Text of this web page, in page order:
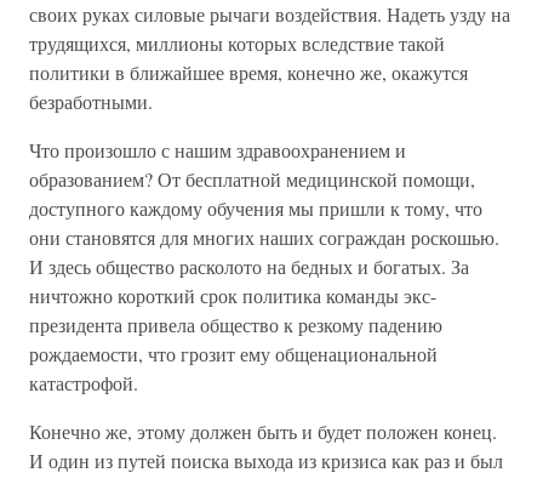
своих руках силовые рычаги воздействия. Надеть узду на
трудящихся, миллионы которых вследствие такой
политики в ближайшее время, конечно же, окажутся
безработными.
Что произошло с нашим здравоохранением и
образованием? От бесплатной медицинской помощи,
доступного каждому обучения мы пришли к тому, что
они становятся для многих наших сограждан роскошью.
И здесь общество расколото на бедных и богатых. За
ничтожно короткий срок политика команды экс-
президента привела общество к резкому падению
рождаемости, что грозит ему общенациональной
катастрофой.
Конечно же, этому должен быть и будет положен конец.
И один из путей поиска выхода из кризиса как раз и был